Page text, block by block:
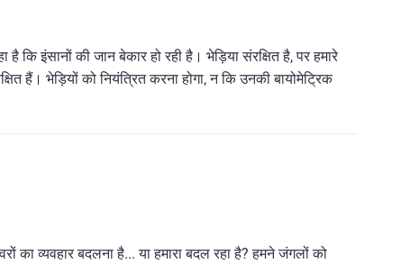
कि इंसानों की जान बेकार हो रही है। भेड़िया संरक्षित है, पर हमारे
हैं। भेड़ियों को नियंत्रित करना होगा, न कि उनकी बायोमेट्रिक
व्यवहार बदलना है... या हमारा बदल रहा है? हमने जंगलों को